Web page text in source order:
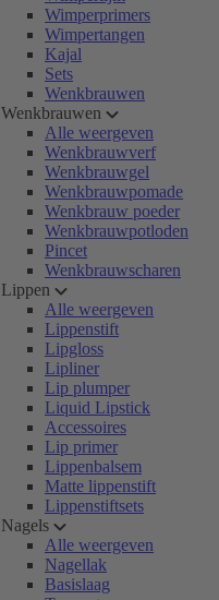
Wimperprimers
Wimpertangen
Kajal
Sets
Wenkbrauwen
Wenkbrauwen
Alle weergeven
Wenkbrauwverf
Wenkbrauwgel
Wenkbrauwpomade
Wenkbrauw poeder
Wenkbrauwpotloden
Pincet
Wenkbrauwscharen
Lippen
Alle weergeven
Lippenstift
Lipgloss
Lipliner
Lip plumper
Liquid Lipstick
Accessoires
Lip primer
Lippenbalsem
Matte lippenstift
Lippenstiftsets
Nagels
Alle weergeven
Nagellak
Basislaag